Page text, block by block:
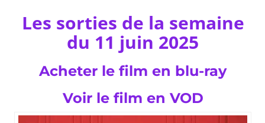
Les sorties de la semaine
du 11 juin 2025
Acheter le film en blu-ray
Voir le film en VOD